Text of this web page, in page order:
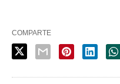
COMPARTE